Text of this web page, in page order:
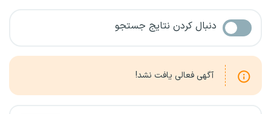
دنبال کردن نتایج جستجو
آگهی فعالی یافت نشد!